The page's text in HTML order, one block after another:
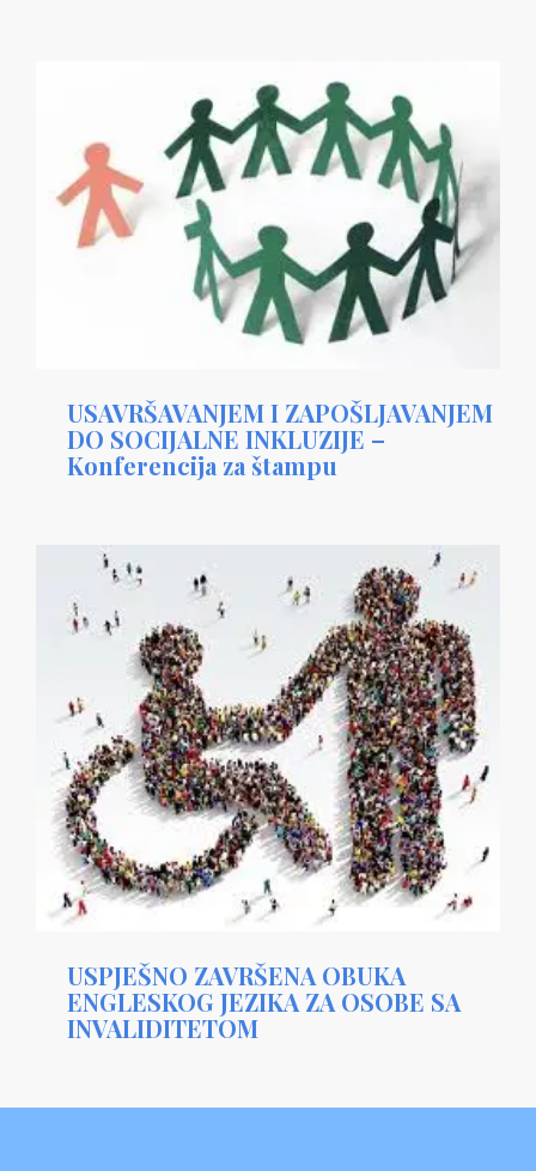
USAVRŠAVANJEM I ZAPOŠLJAVANJEM
DO SOCIJALNE INKLUZIJE –
Konferencija za štampu
USPJEŠNO ZAVRŠENA OBUKA
ENGLESKOG JEZIKA ZA OSOBE SA
INVALIDITETOM